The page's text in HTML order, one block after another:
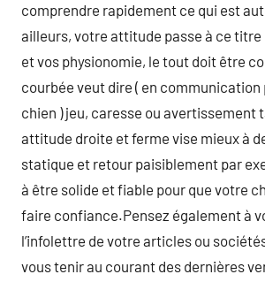
comprendre rapidement ce qui est
ailleurs, votre attitude passe à ce
et vos physionomie, le tout doit être
courbée veut dire ( en communication
chien ) jeu, caresse ou avertissement
attitude droite et ferme vise mieux à
statique et retour paisiblement par
à être solide et fiable pour que votre
faire confiance.Pensez également à
l’infolettre de votre articles ou
vous tenir au courant des dernières